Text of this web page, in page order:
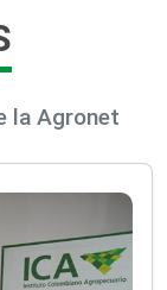
la Agronet